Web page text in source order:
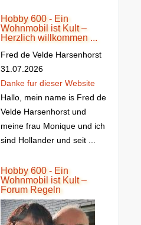
Hobby 600 - Ein
Wohnmobil ist Kult –
Herzlich willkommen ...
Fred de Velde Harsenhorst
31.07.2026
Danke fur dieser Website
Hallo, mein name is Fred de
Velde Harsenhorst und
meine frau Monique und ich
sind Hollander und seit ...
Hobby 600 - Ein
Wohnmobil ist Kult –
Forum Regeln